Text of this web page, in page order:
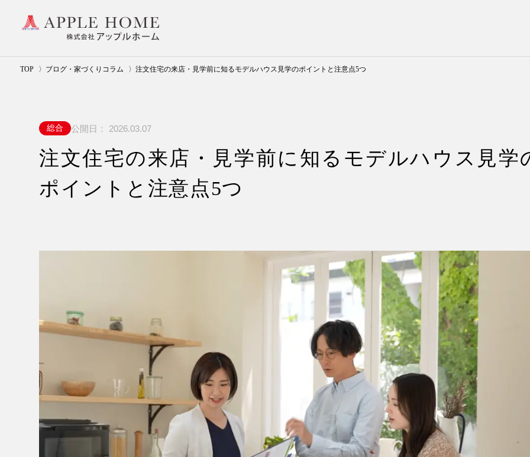
TOP ブログ・家づくりコラム 注文住宅の来店・見学前に知るモデルハウス見学のポイントと注意点5つ
総合 公開日： 2026.03.07
注文住宅の来店・見学前に知るモデルハウス見学
ポイントと注意点5つ